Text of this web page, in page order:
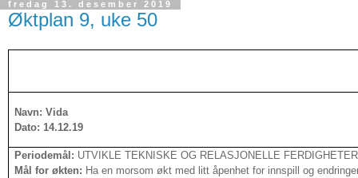
fredag 13. desember 2019
Øktplan 9, uke 50
Navn: Vida
Dato: 14.12.19
Periodemål: UTVIKLE TEKNISKE OG RELASJONELLE FERDIGHETER
Mål for økten: Ha en morsom økt med litt åpenhet for innspill og